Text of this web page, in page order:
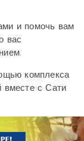
и помочь вам
вас
комплекса
вместе с Сати